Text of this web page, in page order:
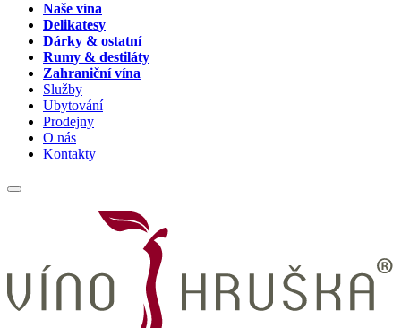
Naše vína
Delikatesy
Dárky & ostatní
Rumy & destiláty
Zahraniční vína
Služby
Ubytování
Prodejny
O nás
Kontakty